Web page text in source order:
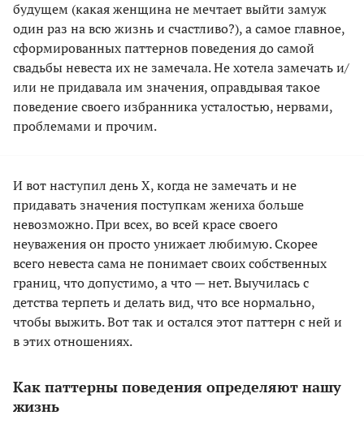
будущем (какая женщина не мечтает выйти замуж
один раз на всю жизнь и счастливо?), а самое главное,
сформированных паттернов поведения до самой
свадьбы невеста их не замечала. Не хотела замечать и/
или не придавала им значения, оправдывая такое
поведение своего избранника усталостью, нервами,
проблемами и прочим.
И вот наступил день Х, когда не замечать и не
придавать значения поступкам жениха больше
невозможно. При всех, во всей красе своего
неуважения он просто унижает любимую. Скорее
всего невеста сама не понимает своих собственных
границ, что допустимо, а что — нет. Выучилась с
детства терпеть и делать вид, что все нормально,
чтобы выжить. Вот так и остался этот паттерн с ней и
в этих отношениях.
Как паттерны поведения определяют нашу
жизнь